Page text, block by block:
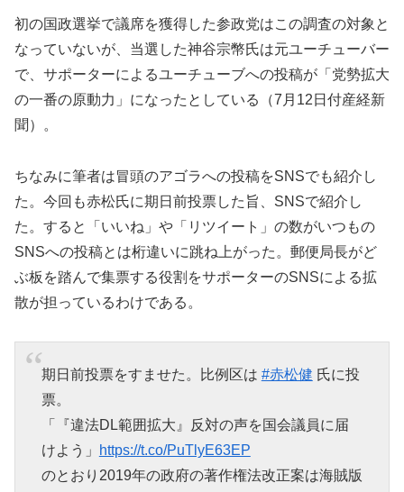
初の国政選挙で議席を獲得した参政党はこの調査の対象と
なっていないが、当選した神谷宗幣氏は元ユーチューバー
で、サポーターによるユーチューブへの投稿が「党勢拡大
の一番の原動力」になったとしている（7月12日付産経新
聞）。
ちなみに筆者は冒頭のアゴラへの投稿をSNSでも紹介し
た。今回も赤松氏に期日前投票した旨、SNSで紹介し
た。すると「いいね」や「リツイート」の数がいつもの
SNSへの投稿とは桁違いに跳ね上がった。郵便局長がど
ぶ板を踏んで集票する役割をサポーターのSNSによる拡
散が担っているわけである。
期日前投票をすませた。比例区は #赤松健 氏に投
票。
「『違法DL範囲拡大』反対の声を国会議員に届
けよう」
https://t.co/PuTlyE63EP
のとおり2019年の政府の著作権法改正案は海賊版